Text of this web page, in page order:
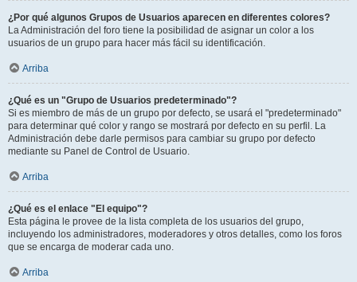
¿Por qué algunos Grupos de Usuarios aparecen en diferentes colores?
La Administración del foro tiene la posibilidad de asignar un color a los
usuarios de un grupo para hacer más fácil su identificación.
Arriba
¿Qué es un "Grupo de Usuarios predeterminado"?
Si es miembro de más de un grupo por defecto, se usará el "predeterminado"
para determinar qué color y rango se mostrará por defecto en su perfil. La
Administración debe darle permisos para cambiar su grupo por defecto
mediante su Panel de Control de Usuario.
Arriba
¿Qué es el enlace "El equipo"?
Esta página le provee de la lista completa de los usuarios del grupo,
incluyendo los administradores, moderadores y otros detalles, como los foros
que se encarga de moderar cada uno.
Arriba